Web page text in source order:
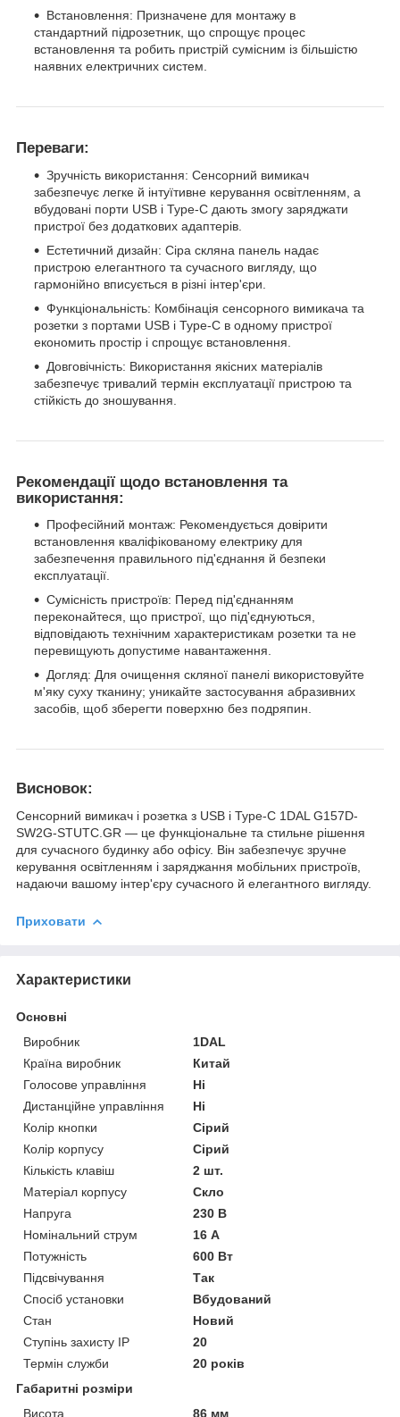
Встановлення: Призначене для монтажу в
стандартний підрозетник, що спрощує процес
встановлення та робить пристрій сумісним із більшістю
наявних електричних систем.
Переваги:
Зручність використання: Сенсорний вимикач
забезпечує легке й інтуїтивне керування освітленням, а
вбудовані порти USB і Type-C дають змогу заряджати
пристрої без додаткових адаптерів.
Естетичний дизайн: Сіра скляна панель надає
пристрою елегантного та сучасного вигляду, що
гармонійно вписується в різні інтер'єри.
Функціональність: Комбінація сенсорного вимикача та
розетки з портами USB і Type-C в одному пристрої
економить простір і спрощує встановлення.
Довговічність: Використання якісних матеріалів
забезпечує тривалий термін експлуатації пристрою та
стійкість до зношування.
Рекомендації щодо встановлення та
використання:
Професійний монтаж: Рекомендується довірити
встановлення кваліфікованому електрику для
забезпечення правильного під'єднання й безпеки
експлуатації.
Сумісність пристроїв: Перед під'єднанням
переконайтеся, що пристрої, що під'єднуються,
відповідають технічним характеристикам розетки та не
перевищують допустиме навантаження.
Догляд: Для очищення скляної панелі використовуйте
м'яку суху тканину; уникайте застосування абразивних
засобів, щоб зберегти поверхню без подряпин.
Висновок:
Сенсорний вимикач і розетка з USB і Type-C 1DAL G157D-
SW2G-STUTC.GR — це функціональне та стильне рішення
для сучасного будинку або офісу. Він забезпечує зручне
керування освітленням і заряджання мобільних пристроїв,
надаючи вашому інтер'єру сучасного й елегантного вигляду.
Приховати
Характеристики
Основні
Виробник
1DAL
Країна виробник
Китай
Голосове управління
Ні
Дистанційне управління
Ні
Колір кнопки
Сірий
Колір корпусу
Сірий
Кількість клавіш
2 шт.
Матеріал корпусу
Скло
Напруга
230 В
Номінальний струм
16 А
Потужність
600 Вт
Підсвічування
Так
Спосіб установки
Вбудований
Стан
Новий
Ступінь захисту IP
20
Термін служби
20 років
Габаритні розміри
Висота
86 мм